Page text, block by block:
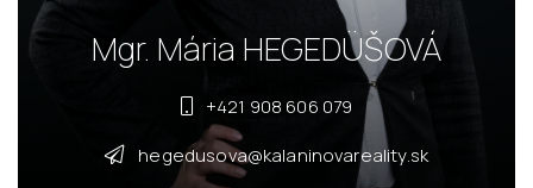
Mgr. Mária HEGEDÜŠOVÁ
+421 908 606 079
hegedusova@kalaninovareality.sk